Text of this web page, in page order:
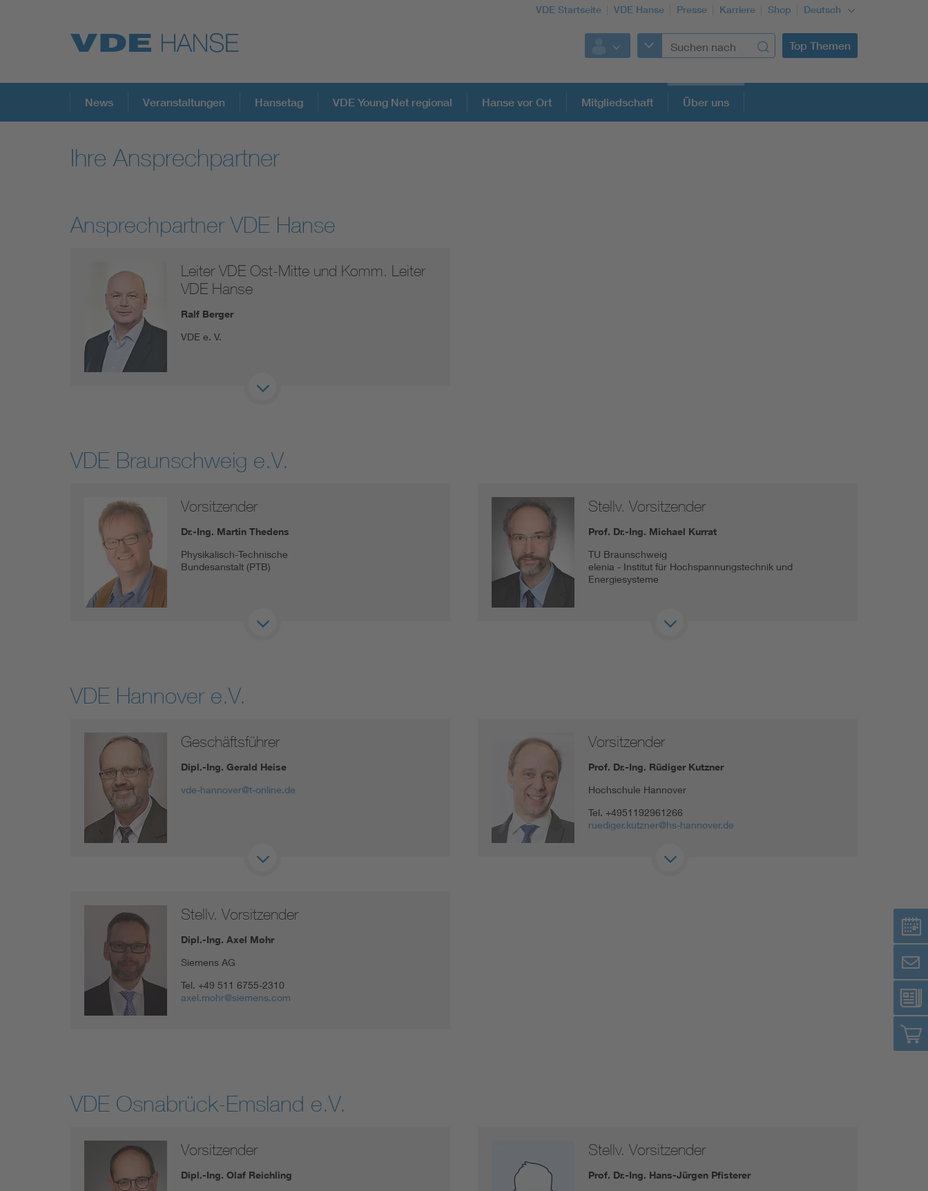
VDE Startseite VDE Hanse Presse Karriere Shop Deutsch
Top Themen
Top Themen
Weitere Themen
News Veranstaltungen Hansetag VDE Young Net regional Hanse vor Ort Mitgliedschaft Über uns
Ihre Ansprechpartner
Ansprechpartner VDE Hanse
Leiter VDE Ost-Mitte und Komm. Leiter
VDE Hanse
Ralf Berger
VDE e. V.
VDE Braunschweig e.V.
Vorsitzender
Dr.-Ing. Martin Thedens
Physikalisch-Technische
Bundesanstalt (PTB)
Stellv. Vorsitzender
Prof. Dr.-Ing. Michael Kurrat
TU Braunschweig
elenia - Institut für Hochspannungstechnik und
Energiesysteme
VDE Hannover e.V.
Geschäftsführer
Dipl.-Ing. Gerald Heise
vde-hannover@t-online.de
Vorsitzender
Prof. Dr.-Ing. Rüdiger Kutzner
Hochschule Hannover
Tel. +4951192961266
ruediger.kutzner@hs-hannover.de
Stellv. Vorsitzender
Dipl.-Ing. Axel Mohr
Siemens AG
Tel. +49 511 6755-2310
axel.mohr@siemens.com
VDE Osnabrück-Emsland e.V.
Vorsitzender
Dipl.-Ing. Olaf Reichling
Stellv. Vorsitzender
Prof. Dr.-Ing. Hans-Jürgen Pfisterer